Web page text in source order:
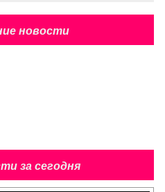
новости
за сегодня